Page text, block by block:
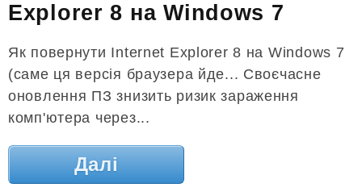
Explorer 8 на Windows 7
Як повернути Internet Explorer 8 на Windows 7
(саме ця версія браузера йде... Своєчасне
оновлення ПЗ знизить ризик зараження
комп'ютера через...
Далі